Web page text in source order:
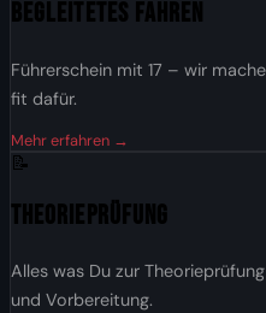
Begleitetes Fahren
Führerschein mit 17 – wir
fit dafür.
Mehr erfahren →
📝
Theorieprüfung
Alles was Du zur
und Vorbereitung.